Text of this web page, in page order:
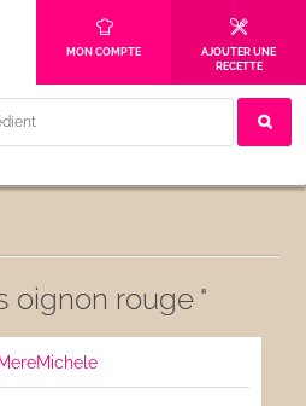
MON COMPTE
AJOUTER UNE
RECETTE
oignon rouge "
de mangue
MereMichele